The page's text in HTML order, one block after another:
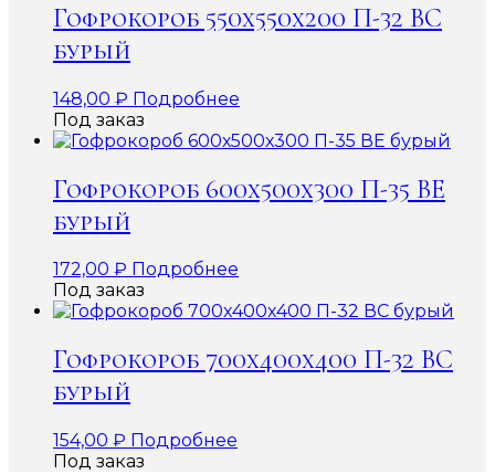
Гофрокороб 550х550х200 П-32 ВС
бурый
148,00 ₽ Подробнее
Под заказ
Гофрокороб 600х500х300 П-35 ВЕ
бурый
172,00 ₽ Подробнее
Под заказ
Гофрокороб 700х400х400 П-32 ВС
бурый
154,00 ₽ Подробнее
Под заказ